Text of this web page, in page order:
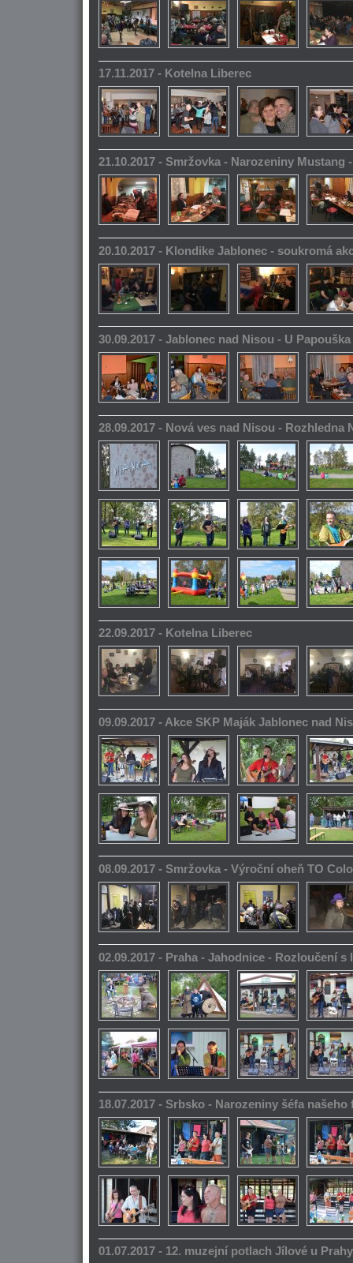
17.11.2017 - Kotelna Liberec
21.10.2017 - Smržovka - Narozeniny Mustang
20.10.2017 - Klondike Jablonec - soukromá
30.09.2017 - Jablonec nad Nisou - U
28.09.2017 - Nová ves nad Nisou - Rozhledna
22.09.2017 - Kotelna Liberec
09.09.2017 - Akce SKP Maják Jablonec nad
08.09.2017 - Smržovka - Výroční oheň TO
02.09.2017 - Praha - Jahodnice - Rozloučení s
18.07.2017 - Srbsko - Narozeniny šéfa našeho
01.07.2017 - 12. muzejní potlach Jílové u Prahy